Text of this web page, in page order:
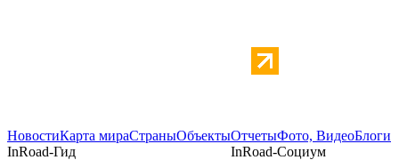
НовостиКарта мираСтраныОбъектыОтчетыФото, ВидеоБлоги
InRoad-Гид
InRoad-Социум